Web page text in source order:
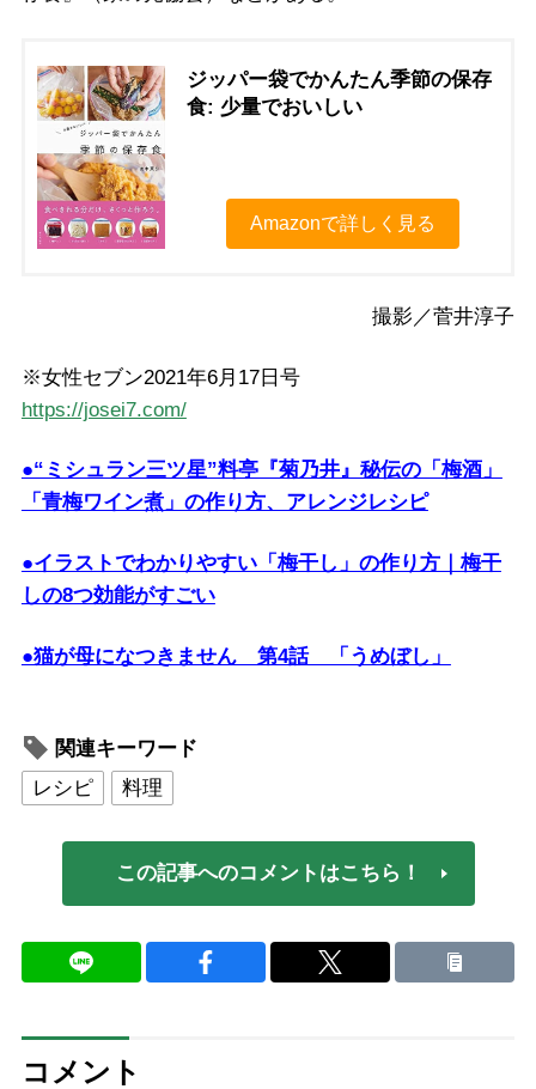
ジッパー袋でかんたん季節の保存
食: 少量でおいしい
Amazonで詳しく見る
撮影／菅井淳子
※女性セブン2021年6月17日号
https://josei7.com/
●“ミシュラン三ツ星”料亭『菊乃井』秘伝の「梅酒」
「青梅ワイン煮」の作り方、アレンジレシピ
●イラストでわかりやすい「梅干し」の作り方｜梅干
しの8つ効能がすごい
●猫が母になつきません 第4話 「うめぼし」
関連キーワード
レシピ
料理
この記事へのコメントはこちら！
コメント